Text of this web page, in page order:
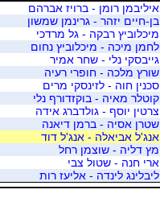
איליבמן רומן - ברויז אברהם
בן-חיים יזהר - גרינמן שמשון
מיכלוביץ רבקה - גל מרדכי
לחמן מיכה - מיכלוביץ נחום
גייבסקי נלי - שחר אמיר
שורץ מלכה - חופרי רעיה
סכנין חוה - לזינסקי מרים
קוטלר מאיה - בוקזדורף נלי
צרטין יוסף - גולדברג אידה
שטרן אסיה - ברמן דיאנה
אנג'ל אביאלה - אנג'ל דוד
מץ דליה - שוצמן רחל
ארי חנה - שטול צבי
ליבלינג לינדה - אליעז רות